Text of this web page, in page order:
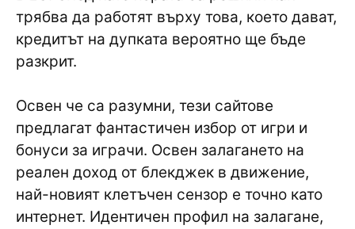
трябва да работят върху това, което дават,
кредитът на дупката вероятно ще бъде
разкрит.
Освен че са разумни, тези сайтове
предлагат фантастичен избор от игри и
бонуси за играчи. Освен залагането на
реален доход от блекджек в движение,
най-новият клетъчен сензор е точно като
интернет. Идентичен профил на залагане,